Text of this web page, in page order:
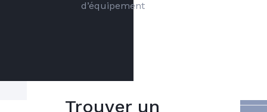
d’équipement
Trouver un